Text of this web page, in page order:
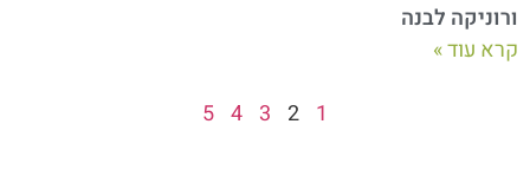
ורוניקה לבנה
קרא עוד »
1
2
3
4
5